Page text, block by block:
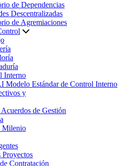
de Dependencias
Descentralizadas
de Agremiaciones
Interno
Modelo Estándar de Control Interno
y
de Gestión
Milenio
Proyectos
Contratación